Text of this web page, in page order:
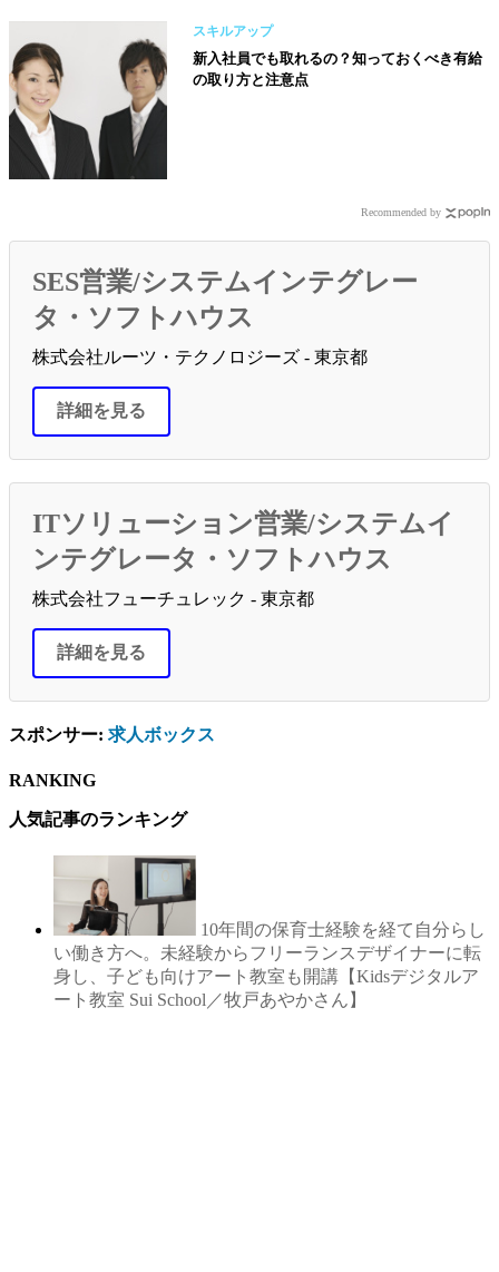
スキルアップ
新入社員でも取れるの？知っておくべき有給
の取り方と注意点
Recommended by
SES営業/システムインテグレー
タ・ソフトハウス
株式会社ルーツ・テクノロジーズ - 東京都
詳細を見る
ITソリューション営業/システムイ
ンテグレータ・ソフトハウス
株式会社フューチュレック - 東京都
詳細を見る
スポンサー: 求人ボックス
RANKING
人気記事のランキング
10年間の保育士経験を経て自分らし
い働き方へ。未経験からフリーランスデザイナーに転
身し、子ども向けアート教室も開講【Kidsデジタルア
ート教室 Sui School／牧戸あやかさん】